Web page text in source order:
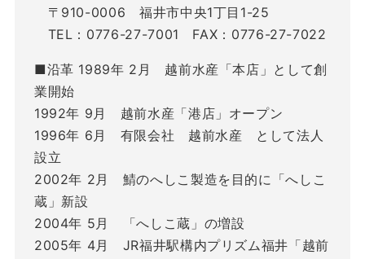
〒910-0006 福井市中央1丁目1-25
TEL：0776-27-7001 FAX：0776-27-7022
■沿革 1989年 2月 越前水産「本店」として創
業開始
1992年 9月 越前水産「港店」オープン
1996年 6月 有限会社 越前水産 として法人
設立
2002年 2月 鯖のへしこ製造を目的に「へしこ
蔵」新設
2004年 5月 「へしこ蔵」の増設
2005年 4月 JR福井駅構内プリズム福井「越前